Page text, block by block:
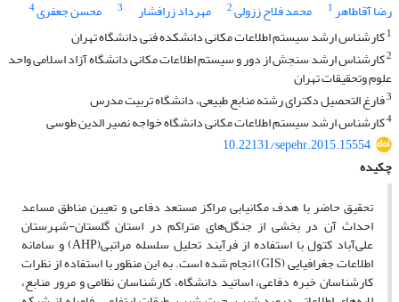
رضا آقاطاهر1 محمد فلاح ززولی2 مهرداد زرافشار 3 محسن جعفری4
1کارشناس ارشد سیستم اطلاعات مکانی دانشکده فنی دانشگاه تهران
2کارشناس ارشد سنجش از دور و سیستم اطلاعات مکانی دانشگاه آزاد اسلامی واحد
علوم وتحقیقات تهران
3فارغ التحصیل دکترای رشته منابع طبیعی، دانشگاه تربیت مدرس
4کارشناس ارشد سیستم اطلاعات مکانی دانشگاه خواجه نصیر الدین طوسی
10.22131/sepehr.2015.15554
چکیده
تحقیق حاضر با هدف مکانیابی مراکز مستعد دفاعی و تعیین مناطق مساعد
احداث آن در بخشی از جنگل‌های متراکم در استان گلستان-شهرستان
علی‌آباد کتول با استفاده از فرآیند تحلیل سلسله مراتبی(AHP) و سامانه
اطلاعات جغرافیایی (GIS) انجام شده است. به این منظور با استفاده از نظرات
کارشناسان خبره دفاعی، اساتید دانشگاه، کارشناسان نظامی و مرور منابع،